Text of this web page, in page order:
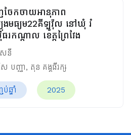
ចែកចាយអានុភាព
ងមធ្យម​22គីឡូវ៉ុល​ នៅឃុំ រំ​
កណ្ដាល ខេត្តព្រៃវែង
សនី
ែ បញ្ញា, តុន គង្គធីរក្ស
ឆ្នាំ 2025